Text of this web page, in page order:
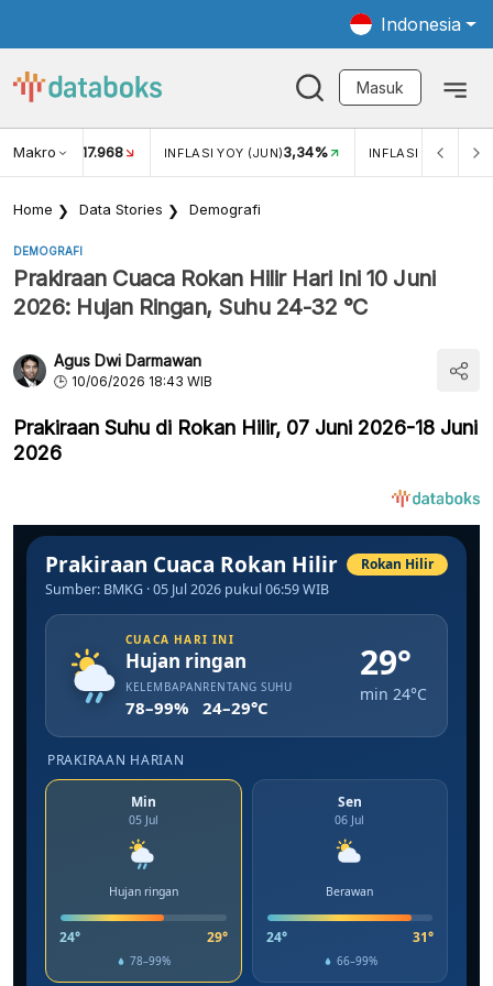
Indonesia
Masuk
Makro
USD/IDR 17.968 INFLASI YOY (JUN)3,34% INFLASI MOM
Home Data Stories Demografi
DEMOGRAFI
Prakiraan Cuaca Rokan Hilir Hari Ini 10 Juni
2026: Hujan Ringan, Suhu 24-32 °C
Agus Dwi Darmawan
10/06/2026 18:43 WIB
Prakiraan Suhu di Rokan Hilir, 07 Juni 2026-18 Juni
2026